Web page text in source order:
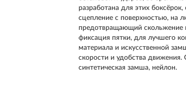
разработана для этих
сцепление с поверхностью, на
предотвращающий скольжение
фиксация пятки, для лучшего
материала и искусственной
скорости и удобства
синтетическая замша, нейлон.